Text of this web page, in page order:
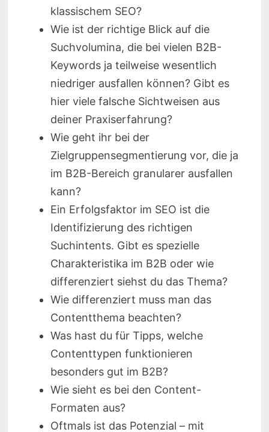
klassischem SEO?
Wie ist der richtige Blick auf die
Suchvolumina, die bei vielen B2B-
Keywords ja teilweise wesentlich
niedriger ausfallen können? Gibt es
hier viele falsche Sichtweisen aus
deiner Praxiserfahrung?
Wie geht ihr bei der
Zielgruppensegmentierung vor, die ja
im B2B-Bereich granularer ausfallen
kann?
Ein Erfolgsfaktor im SEO ist die
Identifizierung des richtigen
Suchintents. Gibt es spezielle
Charakteristika im B2B oder wie
differenziert siehst du das Thema?
Wie differenziert muss man das
Contentthema beachten?
Was hast du für Tipps, welche
Contenttypen funktionieren
besonders gut im B2B?
Wie sieht es bei den Content-
Formaten aus?
Oftmals ist das Potenzial – mit